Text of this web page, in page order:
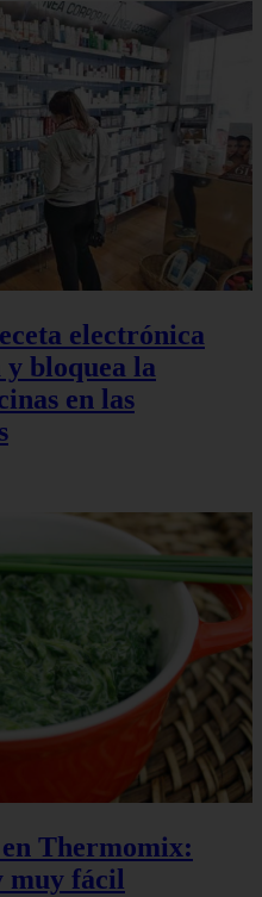
electrónica
bloquea la
en las
Thermomix:
muy fácil